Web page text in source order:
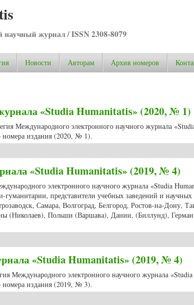
журнал / ISSN 2308-8079
Новости Авторам Архив номеров
«Studia Humanitatis» (2020, № 1)
Международного электронного научного журнала
номера издания (2020, № 1).
«Studia Humanitatis» (2019, № 4)
электронного научного журнала «Studia
представители учебных заведений и научных
Самара, Волгоград, Белгород, Ростов-на-Дону,
(Николаев), Польши (Варшава), Дании, (Биллунд),
«Studia Humanitatis» (2019, № 4)
Международного электронного научного журнала «Studia
номера издания (2019, № 3).